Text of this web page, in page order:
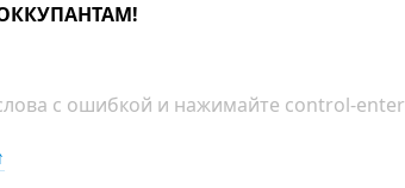
с ошибкой и нажимайте control-enter